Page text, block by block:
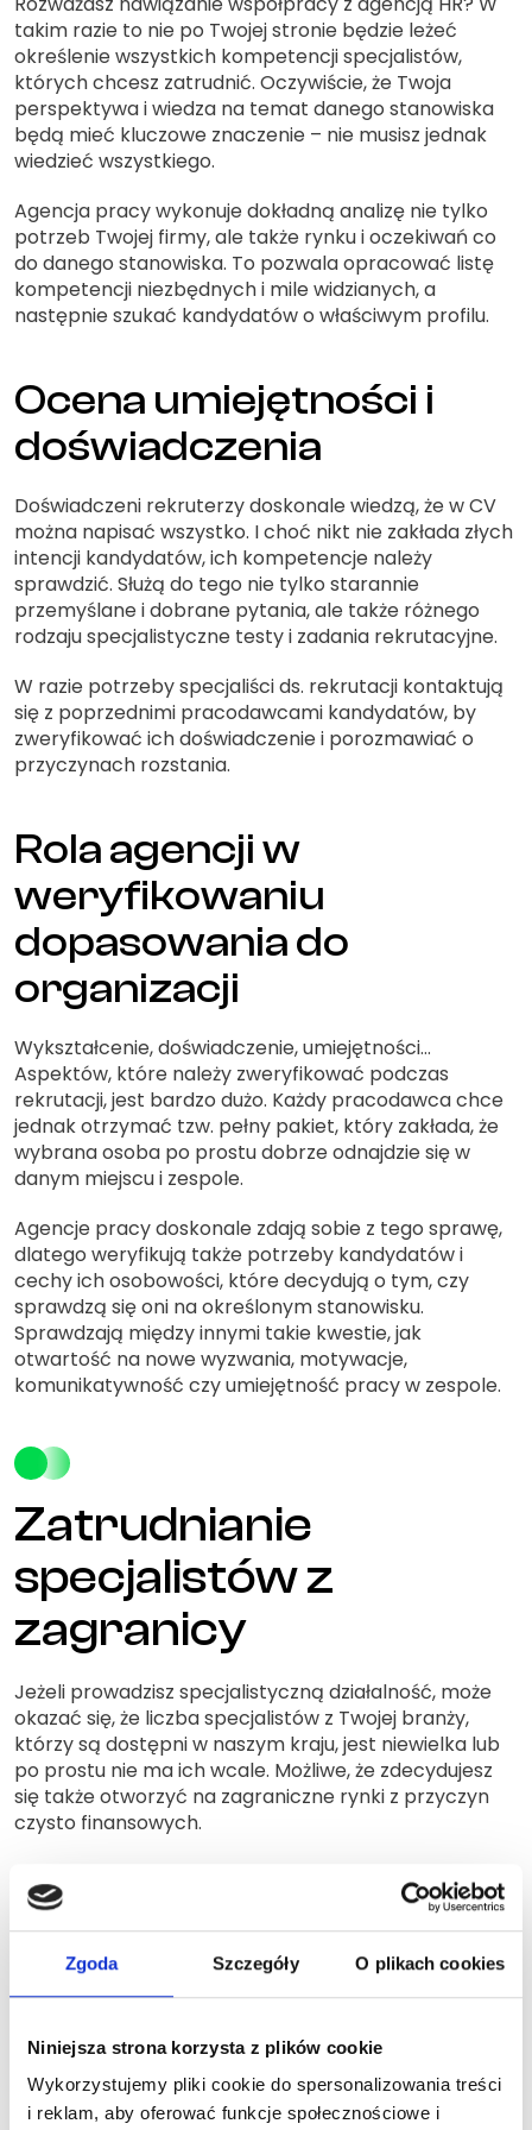
Zgoda Szczegóły O plikach cookies
Niniejsza strona korzysta z plików cookie
Wykorzystujemy pliki cookie do spersonalizowania treści
i reklam, aby oferować funkcje społecznościowe i
takim razie to nie po Twojej stronie będzie leżeć
określenie wszystkich kompetencji specjalistów,
których chcesz zatrudnić. Oczywiście, że Twoja
perspektywa i wiedza na temat danego stanowiska
będą mieć kluczowe znaczenie – nie musisz jednak
wiedzieć wszystkiego.
Agencja pracy wykonuje dokładną analizę nie tylko
potrzeb Twojej firmy, ale także rynku i oczekiwań co
do danego stanowiska. To pozwala opracować listę
kompetencji niezbędnych i mile widzianych, a
następnie szukać kandydatów o właściwym profilu.
Ocena umiejętności i
doświadczenia
Doświadczeni rekruterzy doskonale wiedzą, że w CV
można napisać wszystko. I choć nikt nie zakłada złych
intencji kandydatów, ich kompetencje należy
sprawdzić. Służą do tego nie tylko starannie
przemyślane i dobrane pytania, ale także różnego
rodzaju specjalistyczne testy i zadania rekrutacyjne.
W razie potrzeby specjaliści ds. rekrutacji kontaktują
się z poprzednimi pracodawcami kandydatów, by
zweryfikować ich doświadczenie i porozmawiać o
przyczynach rozstania.
Rola agencji w
weryfikowaniu
dopasowania do
organizacji
Wykształcenie, doświadczenie, umiejętności…
Aspektów, które należy zweryfikować podczas
rekrutacji, jest bardzo dużo. Każdy pracodawca chce
jednak otrzymać tzw. pełny pakiet, który zakłada, że
wybrana osoba po prostu dobrze odnajdzie się w
danym miejscu i zespole.
Agencje pracy doskonale zdają sobie z tego sprawę,
dlatego weryfikują także potrzeby kandydatów i
cechy ich osobowości, które decydują o tym, czy
sprawdzą się oni na określonym stanowisku.
Sprawdzają między innymi takie kwestie, jak
otwartość na nowe wyzwania, motywacje,
komunikatywność czy umiejętność pracy w zespole.
Zatrudnianie
specjalistów z
zagranicy
Jeżeli prowadzisz specjalistyczną działalność, może
okazać się, że liczba specjalistów z Twojej branży,
którzy są dostępni w naszym kraju, jest niewielka lub
po prostu nie ma ich wcale. Możliwe, że zdecydujesz
się także otworzyć na zagraniczne rynki z przyczyn
czysto finansowych.
agencja pracy może Ci pomóc w przyciągnięciu
pracowników z zagranicy i ich skutecznym
zatrudnieniu. Jak? Sprawdź.
Legalny proces
zatrudniania